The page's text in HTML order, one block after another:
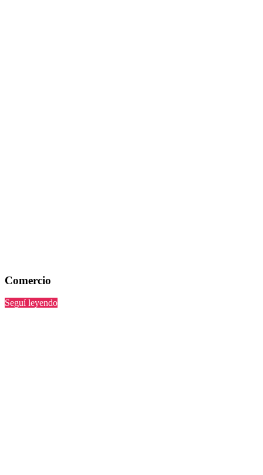
Comercio
Seguí leyendo“”